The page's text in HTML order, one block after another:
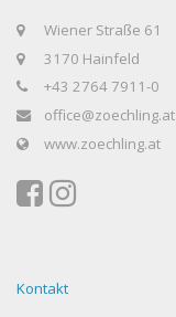
Wiener Straße 61
3170 Hainfeld
+43 2764 7911-0
office@zoechling.at
www.zoechling.at
Kontakt